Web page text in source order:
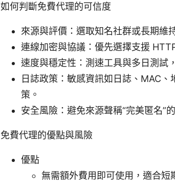
如何判斷免費代理的可信度
來源與評價：選取知名社群或長期維
連線加密與協議：優先選擇支援
速度與穩定性：測速工具與多日測試
日誌政策：敏感資訊如日誌、MAC
策。
安全風險：避免來源聲稱“完美匿名”
免費代理的優點與風險
優點
無需額外費用即可使用，適合短